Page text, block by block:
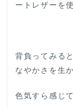
ートレザーを使
背負ってみる
なやかさを生
色気すら感じ